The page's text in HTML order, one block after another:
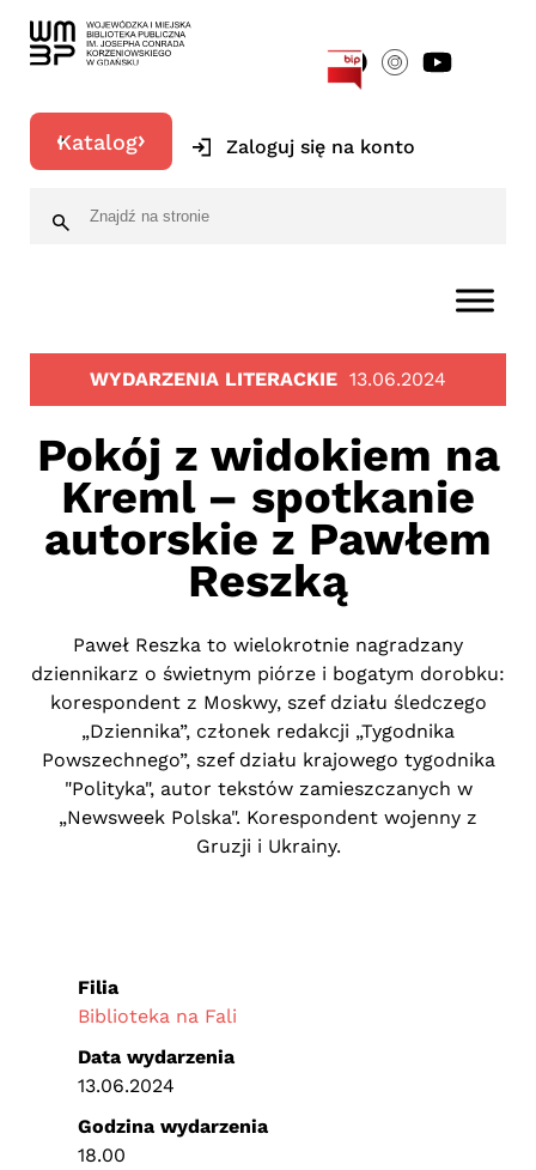
Katalog Zaloguj się na konto
WYDARZENIA LITERACKIE 13.06.2024
Pokój z widokiem na
Kreml – spotkanie
autorskie z Pawłem
Reszką
Paweł Reszka to wielokrotnie nagradzany
dziennikarz o świetnym piórze i bogatym dorobku:
korespondent z Moskwy, szef działu śledczego
„Dziennika”, członek redakcji „Tygodnika
Powszechnego”, szef działu krajowego tygodnika
"Polityka", autor tekstów zamieszczanych w
„Newsweek Polska". Korespondent wojenny z
Gruzji i Ukrainy.
Filia
Biblioteka na Fali
Data wydarzenia
13.06.2024
Godzina wydarzenia
18.00